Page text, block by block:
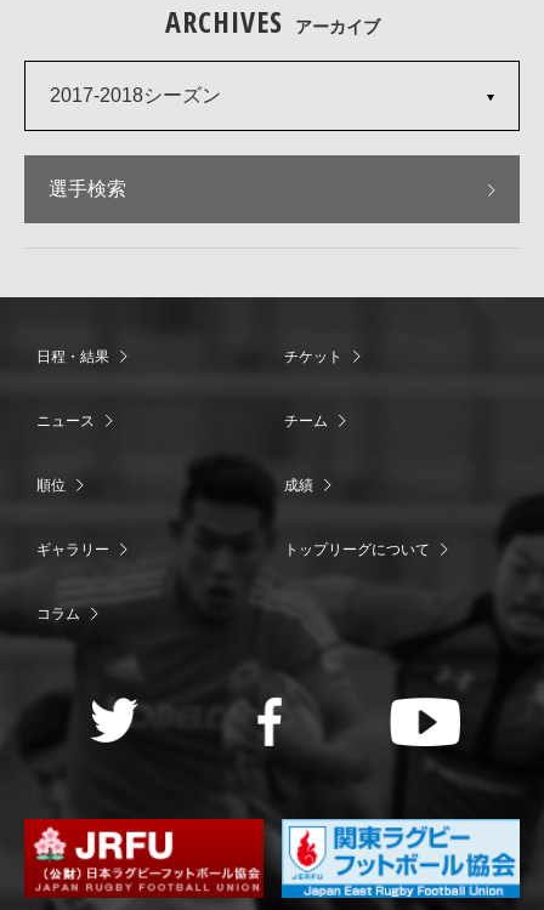
ARCHIVES アーカイブ
2017-2018シーズン
選手検索
日程・結果 チケット
ニュース チーム
順位 成績
ギャラリー トップリーグについて
コラム